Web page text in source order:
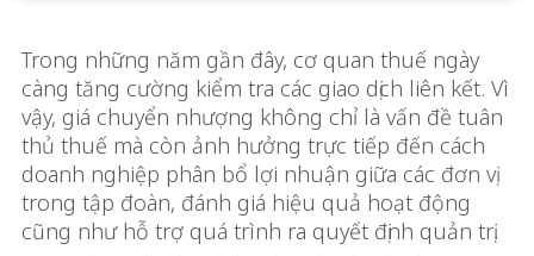
Trong những năm gần đây, cơ quan thuế ngày
càng tăng cường kiểm tra các giao dịch liên kết. Vì
vậy, giá chuyển nhượng không chỉ là vấn đề tuân
thủ thuế mà còn ảnh hưởng trực tiếp đến cách
doanh nghiệp phân bổ lợi nhuận giữa các đơn vị
trong tập đoàn, đánh giá hiệu quả hoạt động
cũng như hỗ trợ quá trình ra quyết định quản trị.